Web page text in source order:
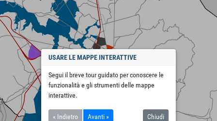
USARE LE MAPPE INTERATTIVE
Segui il breve tour guidato per conoscere le
funzionalità e gli strumenti delle mappe
interattive.
« Indietro Avanti » Chiudi